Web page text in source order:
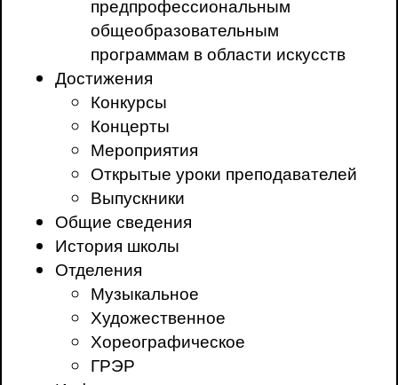
общеобразовательным
программам в области искусств
Достижения
Конкурсы
Концерты
Мероприятия
Открытые уроки преподавателей
Выпускники
Общие сведения
История школы
Отделения
Музыкальное
Художественное
Хореографическое
ГРЭР